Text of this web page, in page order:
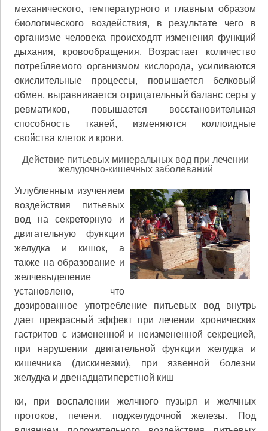
механического, температурного и главным образом
биологического воз­действия, в результате чего в
организме человека проис­ходят изменения функций
дыхания, кровообращения. Возрастает количество
потребляемого организмом кис­лорода, усиливаются
окислительные процессы, повыша­ется белковый
обмен, выравнивается отрицательный ба­ланс серы у
ревматиков, повышается восстановительная
способность тканей, изменяются коллоидные
свойства клеток и крови.
Действие питьевых минеральных вод при лечении
желудочно-кишечных заболеваний
Углубленным изучением
воздействия питьевых
вод на секреторную и
двигательную функции
желудка и кишок, а
также на образование и
желчевыделение
установлено, что
дозированное употребление питьевых вод внутрь
дает прекрасный эффект при лечении хронических
гастритов с измененной и неизмененной секрецией,
при нарушении двигательной функции желудка и
кишечника (дискинезии), при язвенной болезни
желудка и двенадцатиперстной киш
ки, при воспалении желчного пузыря и желчных
прото­ков, печени, поджелудочной железы. Под